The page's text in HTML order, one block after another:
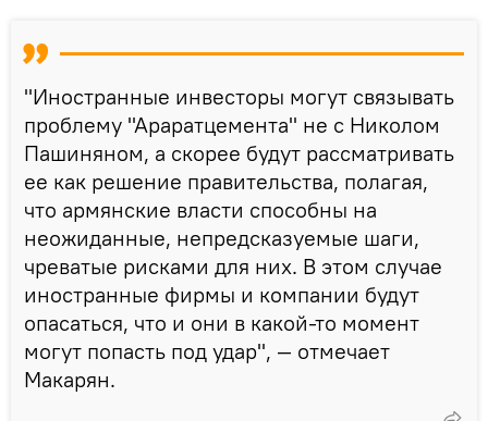
"Иностранные инвесторы могут связывать
проблему "Араратцемента" не с Николом
Пашиняном, а скорее будут рассматривать
ее как решение правительства, полагая,
что армянские власти способны на
неожиданные, непредсказуемые шаги,
чреватые рисками для них. В этом случае
иностранные фирмы и компании будут
опасаться, что и они в какой-то момент
могут попасть под удар", — отмечает
Макарян.